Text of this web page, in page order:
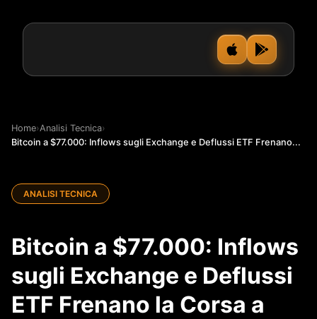
Home›Analisi Tecnica›
Bitcoin a $77.000: Inflows sugli Exchange e Deflussi ETF Frenano...
ANALISI TECNICA
Bitcoin a $77.000: Inflows
sugli Exchange e Deflussi
ETF Frenano la Corsa a